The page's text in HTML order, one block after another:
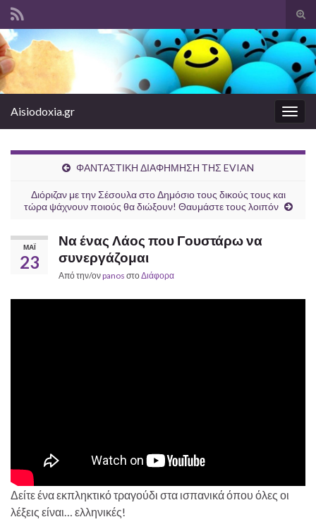
Search for:
Aisiodoxia.gr
ΦΑΝΤΑΣΤΙΚΗ ΔΙΑΦΗΜΗΣΗ ΤΗΣ EVIAN
Διόριζαν με την Σέσουλα στο Δημόσιο τους δικούς τους και
τώρα ψάχνουν ποιούς θα διώξουν! Θαυμάστε τους λοιπόν
ΜΆΙ
23
Να ένας Λάος που Γουστάρω να
συνεργάζομαι
Από την/ονpanos στοΔιάφορα
Δείτε ένα εκπληκτικό τραγούδι στα ισπανικά όπου όλες οι
λέξεις είναι… ελληνικές!